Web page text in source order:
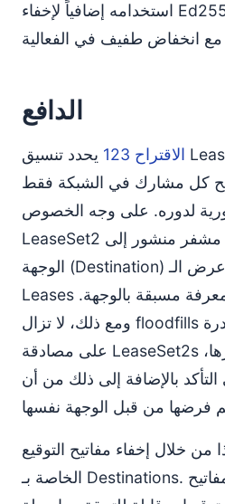
استخدامه إضافياً لإخفاء Ed25519 Destinations
الدافع
الاقتراح 123
يحدد تنسيق LeaseSet2 مشفر يجسد
كل مشارك في الشبكة فقط
لدوره. على وجه الخصوص،
LeaseSet2 مشفر منشور إلى floodfill لا يكشف عن
الوجهة (Destination) التي يخصها، ولا يمكن عرض الـ
Leases إلا من قبل شخص لديه معرفة مسبقة بالوجهة.
ومع ذلك، لا تزال floodfills بحاجة إلى أن تكون قادرة
على مصادقة LeaseSet2s المشفرة عند نشرها،
التأكد بالإضافة إلى ذلك من أن
الاقتراح 123 هذا من خلال إخفاء مفاتيح التوقيع
الخاصة بـ Destinations. يمكن استخدام المفاتيح